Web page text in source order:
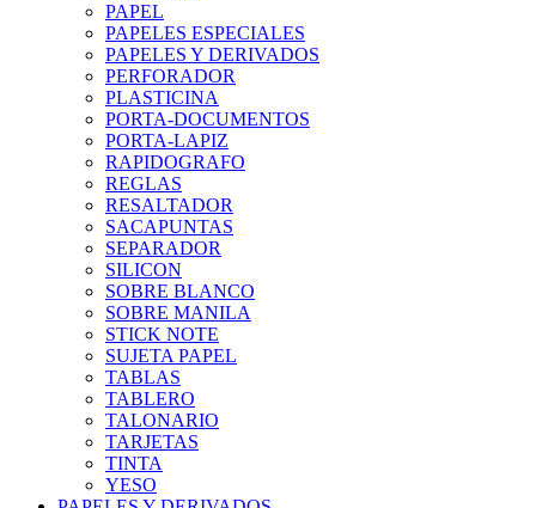
PAPEL
PAPELES ESPECIALES
PAPELES Y DERIVADOS
PERFORADOR
PLASTICINA
PORTA-DOCUMENTOS
PORTA-LAPIZ
RAPIDOGRAFO
REGLAS
RESALTADOR
SACAPUNTAS
SEPARADOR
SILICON
SOBRE BLANCO
SOBRE MANILA
STICK NOTE
SUJETA PAPEL
TABLAS
TABLERO
TALONARIO
TARJETAS
TINTA
YESO